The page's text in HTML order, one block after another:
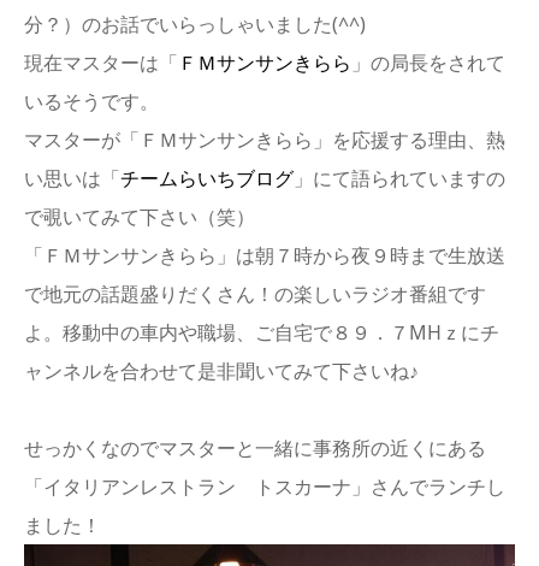
分？）のお話でいらっしゃいました(^^)
現在マスターは「 ＦＭサンサンきらら 」の局長をされて
いるそうです。
マスターが「ＦＭサンサンきらら」を応援する理由、熱
い思いは「チームらいちブログ 」にて語られていますの
で覗いてみて下さい（笑）
「ＦＭサンサンきらら」は朝７時から夜９時まで生放送
で地元の話題盛りだくさん！の楽しいラジオ番組です
よ。移動中の車内や職場、ご自宅で８９．７MHｚにチ
ャンネルを合わせて是非聞いてみて下さいね♪
せっかくなのでマスターと一緒に事務所の近くにある
「イタリアンレストラン トスカーナ」さんでランチし
ました！